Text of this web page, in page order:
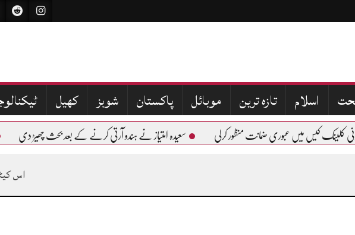
اسلام تازہ ترین موبائل پاکستان شوبز کھیل
کلینک کیس میں عبوری ضمانت منظور کرلی سعیدہ امتیاز نے ہندو آرتی کرنے کے بعد بحث چھیڑ دی
اس